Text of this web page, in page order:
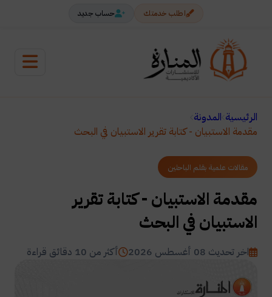
اطلب خدمتك حساب جديد
الرئيسية المدونة
مقدمة الاستبيان - كتابة تقرير الاستبيان في البحث
مقالات علمية بقلم الباحثين
مقدمة الاستبيان - كتابة تقرير
الاستبيان في البحث
اخر تحديث 08 أغسطس 2026 أكثر من 10 دقائق قراءة